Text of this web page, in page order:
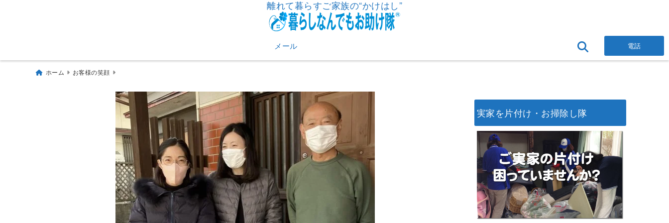
離れて暮らすご家族の“かけはし”
メール 電話
ホーム お客様の笑顔
実家を片付け・お掃除し隊